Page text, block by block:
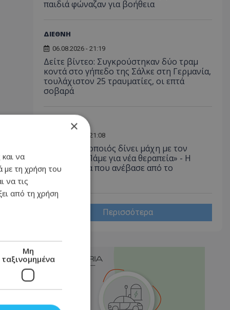
παιδιά φώναζαν για βοήθεια
ΔΙΕΘΝΗ
06.08.2026 - 21:19
Δείτε βίντεο: Συγκρούστηκαν δύο τραμ
κοντά στο γήπεδο της Σάλκε στη Γερμανία,
τουλάχιστον 25 τραυματίες, οι επτά
σοβαρά
06.08.2026 - 21:08
Έλληνας ηθοποιός δίνει μάχη με τον
καρκίνο - «Πάμε για νέα θεραπεία» - Η
φωτογραφία που ανέβασε από το
νοσοκομείο
Περισσότερα
×
και να
με τη χρήση του
να τις
από τη χρήση
Μη
ταξινομημένα